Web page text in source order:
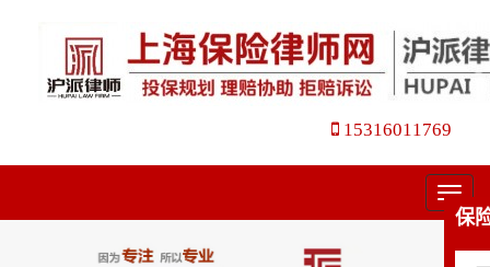
15316011769
菜
单
保